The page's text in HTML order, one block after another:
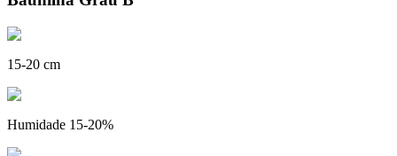
15-20 cm
Humidade 15-20%